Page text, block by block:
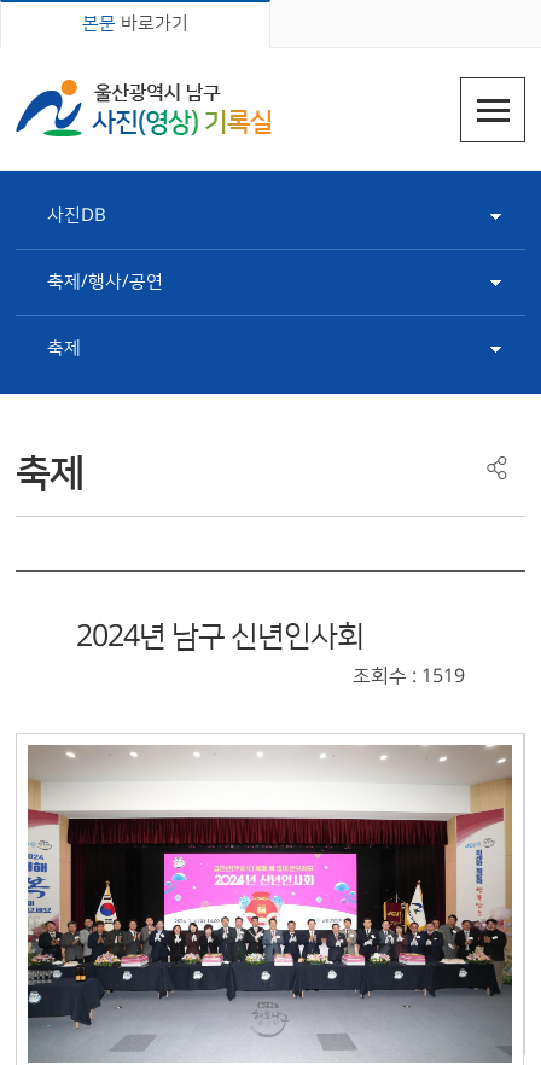
본문 바로가기
사진DB
축제/행사/공연
축제
축제
2024년 남구 신년인사회
조회수 : 1519